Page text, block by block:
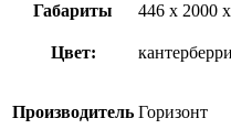
Габариты
446 x 2000
Цвет:
Производитель Горизонт